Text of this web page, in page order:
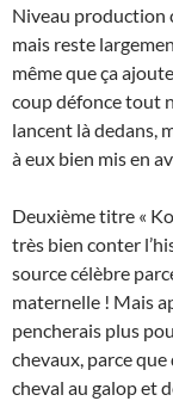
Niveau production
mais reste
même que ça
coup défonce tout
lancent là dedans,
à eux bien mis en
Deuxième titre «
très bien conter
source célèbre
maternelle ! Mais
pencherais plus
chevaux, parce que
cheval au galop et